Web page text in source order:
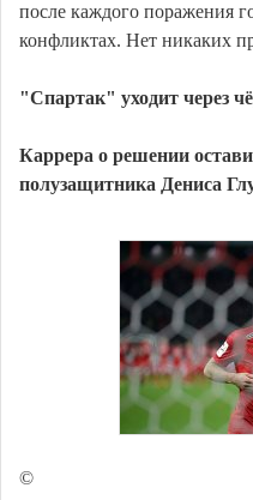
после каждого поражения
конфликтах. Нет никаких
"Спартак" уходит через
Каррера о решении
полузащитника Дениса
©